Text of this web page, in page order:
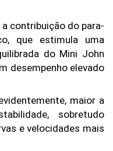
contribuição do para-
que estimula uma
do Mini John
desempenho elevado
maior a
sobretudo
e velocidades mais